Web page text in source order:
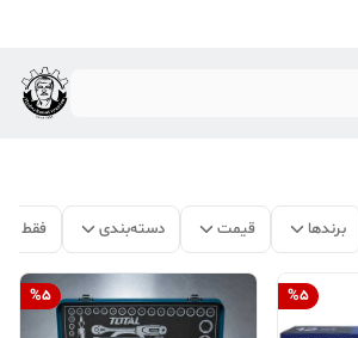
برندها قیمت دسته‌بندی فقط
%5
%5